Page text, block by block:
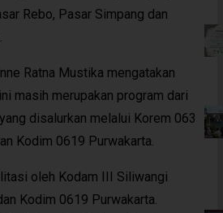
Rebo, Pasar Simpang dan
Ratna Mustika mengatakan
masih merupakan program dari
disalurkan melalui Korem 063
Kodim 0619 Purwakarta.
oleh Kodam III Siliwangi
Kodim 0619 Purwakarta.